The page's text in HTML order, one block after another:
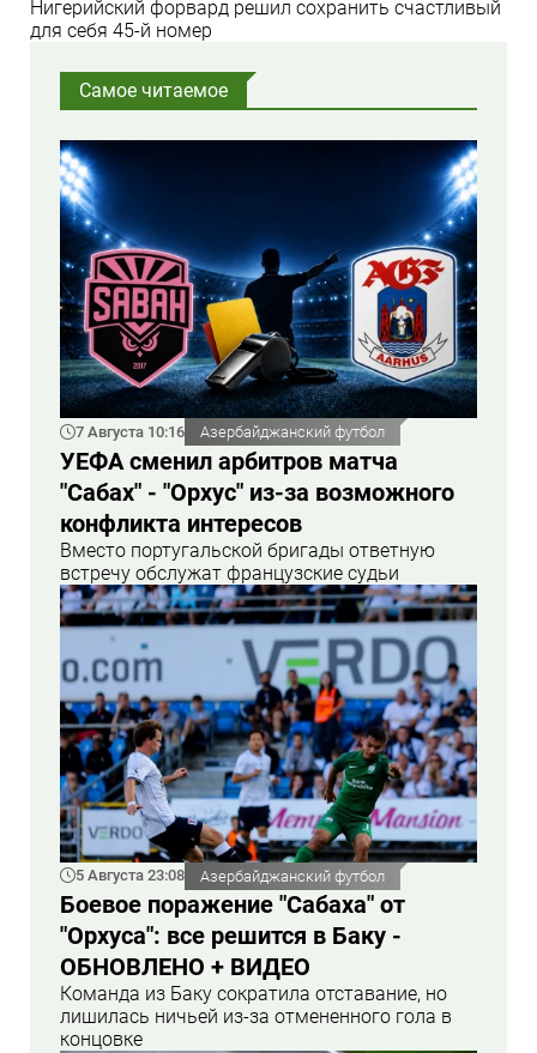
Нигерийский форвард решил сохранить счастливый
для себя 45-й номер
Самое читаемое
7 Августа 10:16 Азербайджанский футбол
УЕФА сменил арбитров матча
"Сабах" - "Орхус" из-за возможного
конфликта интересов
Вместо португальской бригады ответную
встречу обслужат французские судьи
5 Августа 23:08 Азербайджанский футбол
Боевое поражение "Сабаха" от
"Орхуса": все решится в Баку -
ОБНОВЛЕНО + ВИДЕО
Команда из Баку сократила отставание, но
лишилась ничьей из-за отмененного гола в
концовке